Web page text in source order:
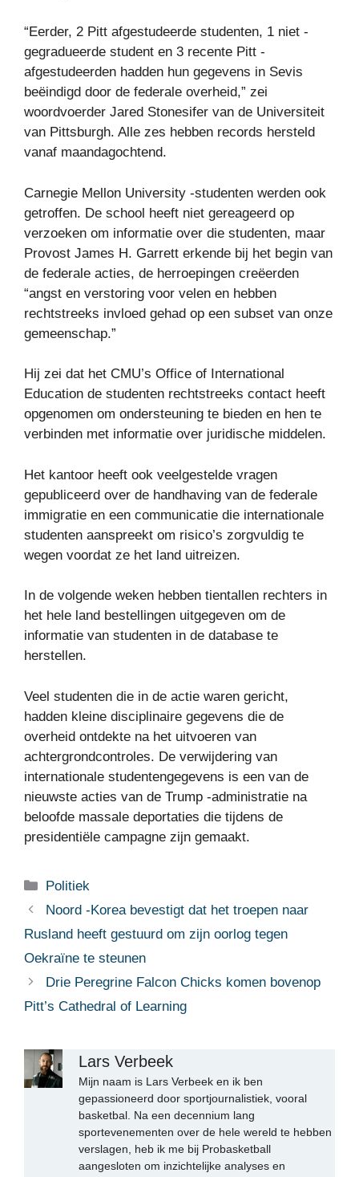
“Eerder, 2 Pitt afgestudeerde studenten, 1 niet -
gegradueerde student en 3 recente Pitt -
afgestudeerden hadden hun gegevens in Sevis
beëindigd door de federale overheid,” zei
woordvoerder Jared Stonesifer van de Universiteit
van Pittsburgh. Alle zes hebben records hersteld
vanaf maandagochtend.
Carnegie Mellon University -studenten werden ook
getroffen. De school heeft niet gereageerd op
verzoeken om informatie over die studenten, maar
Provost James H. Garrett erkende bij het begin van
de federale acties, de herroepingen creëerden
“angst en verstoring voor velen en hebben
rechtstreeks invloed gehad op een subset van onze
gemeenschap.”
Hij zei dat het CMU’s Office of International
Education de studenten rechtstreeks contact heeft
opgenomen om ondersteuning te bieden en hen te
verbinden met informatie over juridische middelen.
Het kantoor heeft ook veelgestelde vragen
gepubliceerd over de handhaving van de federale
immigratie en een communicatie die internationale
studenten aanspreekt om risico’s zorgvuldig te
wegen voordat ze het land uitreizen.
In de volgende weken hebben tientallen rechters in
het hele land bestellingen uitgegeven om de
informatie van studenten in de database te
herstellen.
Veel studenten die in de actie waren gericht,
hadden kleine disciplinaire gegevens die de
overheid ontdekte na het uitvoeren van
achtergrondcontroles. De verwijdering van
internationale studentengegevens is een van de
nieuwste acties van de Trump -administratie na
beloofde massale deportaties die tijdens de
presidentiële campagne zijn gemaakt.
Categorieën
Politiek
Noord -Korea bevestigt dat het troepen naar
Rusland heeft gestuurd om zijn oorlog tegen
Oekraïne te steunen
Drie Peregrine Falcon Chicks komen bovenop
Pitt’s Cathedral of Learning
Lars Verbeek
Mijn naam is Lars Verbeek en ik ben
gepassioneerd door sportjournalistiek, vooral
basketbal. Na een decennium lang
sportevenementen over de hele wereld te hebben
verslagen, heb ik me bij Probasketball
aangesloten om inzichtelijke analyses en